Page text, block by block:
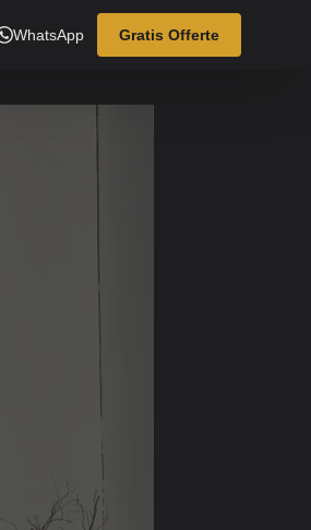
WhatsApp Gratis Offerte